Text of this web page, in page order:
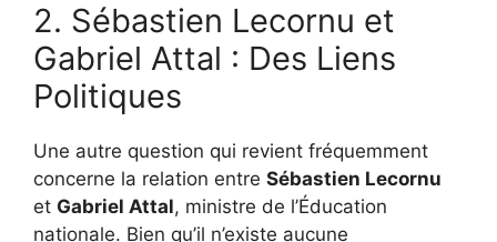
2. Sébastien Lecornu et
Gabriel Attal : Des Liens
Politiques
Une autre question qui revient fréquemment
concerne la relation entre Sébastien Lecornu
et Gabriel Attal, ministre de l’Éducation
nationale. Bien qu’il n’existe aucune